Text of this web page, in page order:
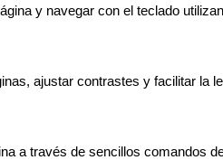
y navegar con el teclado
ajustar contrastes y facilitar la
a través de sencillos comandos